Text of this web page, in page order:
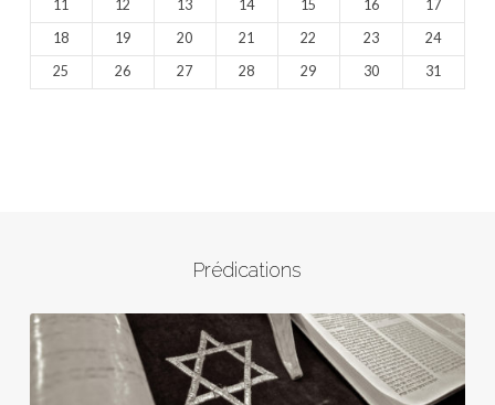
11
12 13 14 15 16
17
18
19 20 21 22 23
24
25
26 27 28 29 30 31
Prédications